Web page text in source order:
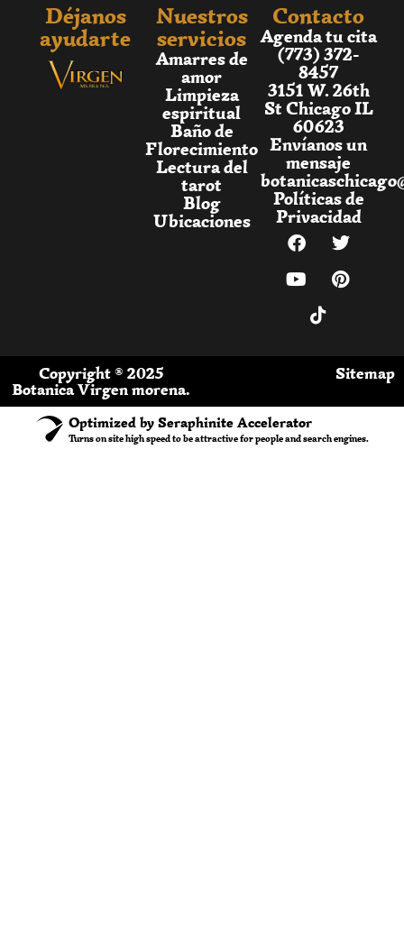
Déjanos
ayudarte
Nuestros
servicios
Amarres de
amor
Limpieza
espiritual
Baño de
Florecimiento
Lectura del
tarot
Blog
Ubicaciones
Contacto
Agenda tu cita
(773) 372-
8457
3151 W. 26th
St Chicago IL
60623
Envíanos un
mensaje
Políticas de
Privacidad
Copyright ® 2025
Botanica Virgen morena.
Sitemap
Optimized by Seraphinite Accelerator
Turns on site high speed to be attractive for people and search engines.